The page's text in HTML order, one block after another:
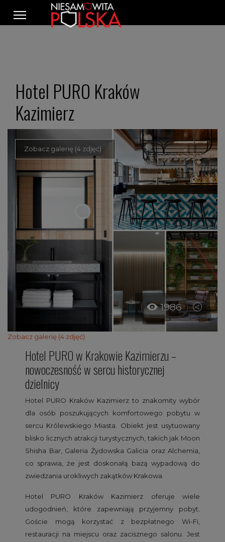
Hotel PURO Kraków
Kazimierz
Zobacz galerię (4 zdjęć)
Zobacz galerię (4 zdjęć)
1986
Hotel PURO w Krakowie Kazimierzu –
nowoczesność w sercu historycznej
dzielnicy
Hotel PURO Kraków Kazimierz to znakomity wybór
dla osób poszukujących komfortowego pobytu w
sercu Królewskiego Miasta. Obiekt jest usytuowany
blisko licznych atrakcji turystycznych, takich jak Moon
Shisha Bar, Galeria Żydowska Galicia oraz Alchemia,
co sprawia, że jest doskonałą bazą wypadową do
zwiedzania urokliwych zakątków Krakowa.
Hotel PURO Kraków Kazimierz oferuje wiele
udogodnień, które zapewniają przyjemny pobyt.
Goście mogą korzystać z bezpłatnego Wi-Fi,
restauracji na miejscu oraz zacisznego salonu. Jest